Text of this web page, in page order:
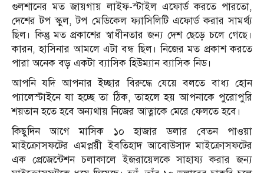
গুলশানের মত জায়গায় লাইফ-স্টাইল এফোর্ড করতে পারতো,
দেশের টপ স্কুল, টপ মেডিকেল ফ্যাসিলিটি এফোর্ড করার সামর্থ্য
ছিল। কিন্তু মত প্রকাশের স্বাধীনতার জন্য দেশ ছেড়ে চলে গেছে।
কারন, হাসিনার আমলে এটা বন্ধ ছিল। নিজের মত প্রকাশ করতে
পারা অনেক বড় একটা ব্যাসিক হিউম্যান ব্যাসিক নিড।
আপনি যদি আপনার ইচ্ছার বিরুদ্ধে যেয়ে বলতে বাধ্য হোন
প্যালেস্টাইনে যা হচ্ছে তা ঠিক, তাহলে হয় আপনাকে পুরোপুরি
শয়তান হতে হবে অন্যথায় নিজের আত্নাকে মেরে ফেলতে হবে।
কিছুদিন আগে মাসিক ১০ হাজার ডলার বেতন পাওয়া
মাইক্রোসফটের এমপ্লয়ী ইবতিহাদ আবোউসাদ মাইক্রোসফটের
এক প্রেজেন্টেশন চলাকালে ইজরায়েলকে সাহায্য করার জন্য